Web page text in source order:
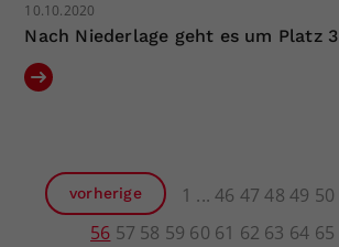
10.10.2020
Nach Niederlage geht es um Platz 3
vorherige 1 46 47 48 49 50
56 57 58 59 60 61 62 63 64 65